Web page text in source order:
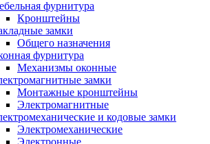
фурнитура
Кронштейны
замки
Общего назначения
фурнитура
Механизмы оконные
замки
Монтажные кронштейны
Электромагнитные
и кодовые замки
Электромеханические
Электронные